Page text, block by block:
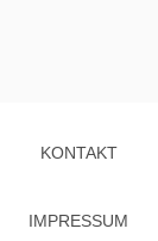
KONTAKT
IMPRESSUM